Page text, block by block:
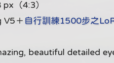
（4:3）
V5＋ 自行訓練1500步之
beautiful detailed